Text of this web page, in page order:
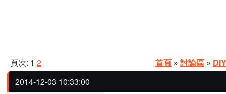
頁次: 1 2 首頁 » 討論區 »
2014-12-03 10:33:00